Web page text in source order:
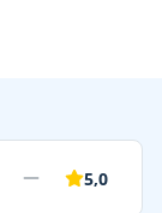
5,0